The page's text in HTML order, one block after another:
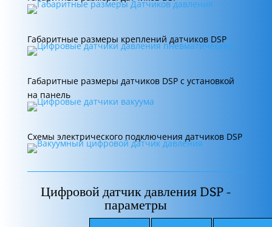
Габаритные размеры креплений датчиков DSP
Габаритные размеры датчиков DSP с установкой
на панель
Схемы электрического подключения датчиков DSP
Цифровой датчик давления DSP -
параметры